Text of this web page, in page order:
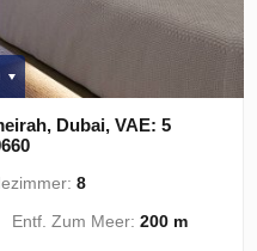
Dubai, VAE: 5
8
Entf. Zum Meer:200 m